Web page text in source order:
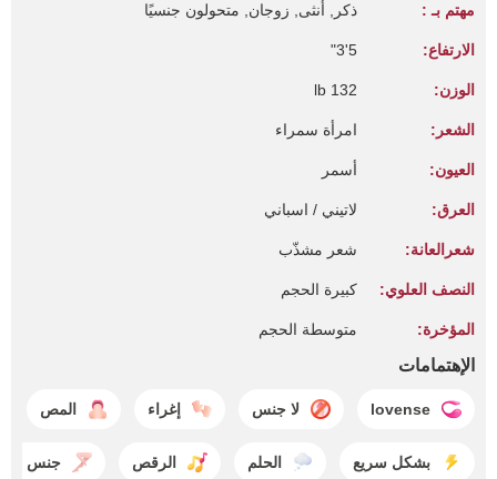
مهتم بـ : ذكر, أنثى, زوجان, متحولون جنسيًا
الارتفاع: 5'3"
الوزن: 132 lb
الشعر: امرأة سمراء
العيون: أسمر
العرق: لاتيني / اسباني
شعرالعانة: شعر مشذّب
النصف العلوي: كبيرة الحجم
المؤخرة: متوسطة الحجم
الإهتمامات
lovense لا جنس إغراء المص
بشكل سريع الحلم الرقص جنس